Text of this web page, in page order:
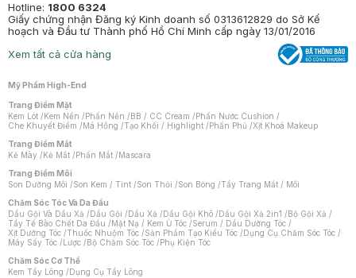
Hotline: 1800 6324
Giấy chứng nhận Đăng ký Kinh doanh số 0313612829 do Sở Kế
hoạch và Đầu tư Thành phố Hồ Chí Minh cấp ngày 13/01/2016
Xem tất cả cửa hàng
Mỹ Phẩm High-End
Trang Điểm Mặt
Kem Lót /Kem Nền /Phấn Nền /BB / CC Cream /Phấn Nước Cushion /
Che Khuyết Điểm /Má Hồng /Tạo Khối / Highlight /Phấn Phủ /Xịt Khoá Makeup
Trang Điểm Mắt
Kẻ Mày /Kẻ Mắt /Phấn Mắt /Mascara
Trang Điểm Môi
Son Dưỡng Môi /Son Kem / Tint /Son Thỏi /Son Bóng /Tẩy Trang Mắt / Môi
Chăm Sóc Tóc Và Da Đầu
Dầu Gội Và Dầu Xả /Dầu Gội /Dầu Xả /Dầu Gội Khô /Dầu Gội Xả 2in1 /Bộ Gội Xả /
Tẩy Tế Bào Chết Da Đầu /Mặt Nạ / Kem Ủ Tóc /Serum / Dầu Dưỡng Tóc /
Xịt Dưỡng Tóc /Thuốc Nhuộm Tóc /Sản Phẩm Tạo Kiểu Tóc /Dụng Cụ Chăm Sóc Tóc /
Máy Sấy Tóc /Lược /Bộ Chăm Sóc Tóc /Phụ Kiện Tóc
Chăm Sóc Cơ Thể
Kem Tẩy Lông /Dụng Cụ Tẩy Lông